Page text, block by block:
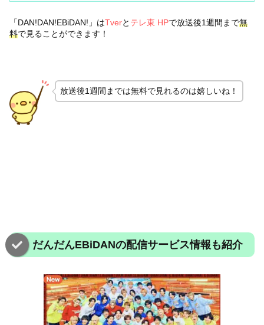
「DAN!DAN!EBiDAN!」はTverと テレ東 HPで放送後1週間まで無
料で見ることができます！
放送後1週間までは無料で見れるのは嬉しいね！
だんだんEBiDANの配信サービス情報も紹介